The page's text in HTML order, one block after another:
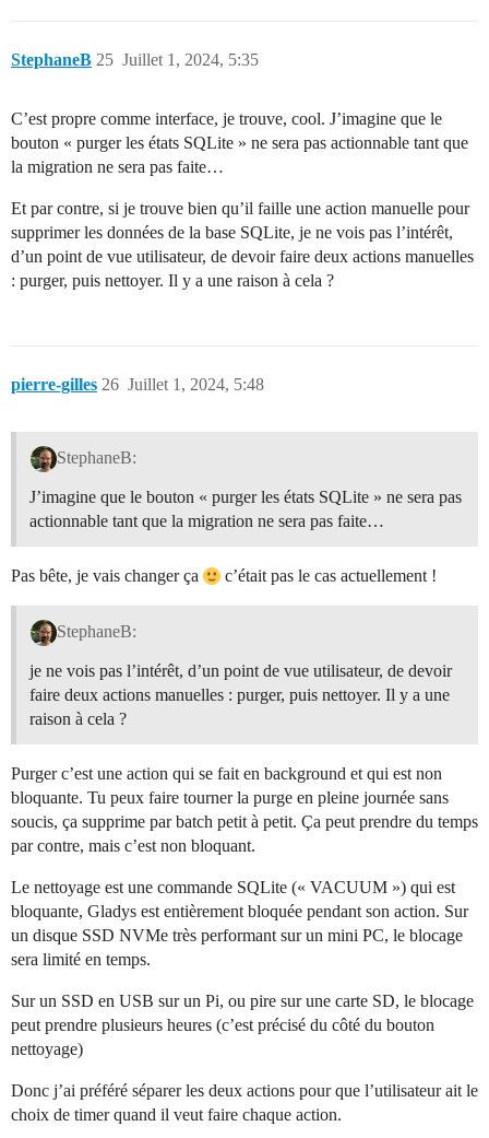
StephaneB Juillet 1, 2024, 5:35
25
C’est propre comme interface, je trouve, cool. J’imagine que le
bouton « purger les états SQLite » ne sera pas actionnable tant que
la migration ne sera pas faite…
Et par contre, si je trouve bien qu’il faille une action manuelle pour
supprimer les données de la base SQLite, je ne vois pas l’intérêt,
d’un point de vue utilisateur, de devoir faire deux actions manuelles
: purger, puis nettoyer. Il y a une raison à cela ?
pierre-gilles Juillet 1, 2024, 5:48
26
StephaneB:
J’imagine que le bouton « purger les états SQLite » ne sera pas
actionnable tant que la migration ne sera pas faite…
Pas bête, je vais changer ça c’était pas le cas actuellement !
StephaneB:
je ne vois pas l’intérêt, d’un point de vue utilisateur, de devoir
faire deux actions manuelles : purger, puis nettoyer. Il y a une
raison à cela ?
Purger c’est une action qui se fait en background et qui est non
bloquante. Tu peux faire tourner la purge en pleine journée sans
soucis, ça supprime par batch petit à petit. Ça peut prendre du temps
par contre, mais c’est non bloquant.
Le nettoyage est une commande SQLite (« VACUUM ») qui est
bloquante, Gladys est entièrement bloquée pendant son action. Sur
un disque SSD NVMe très performant sur un mini PC, le blocage
sera limité en temps.
Sur un SSD en USB sur un Pi, ou pire sur une carte SD, le blocage
peut prendre plusieurs heures (c’est précisé du côté du bouton
nettoyage)
Donc j’ai préféré séparer les deux actions pour que l’utilisateur ait le
choix de timer quand il veut faire chaque action.